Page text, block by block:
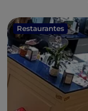
Restaurantes